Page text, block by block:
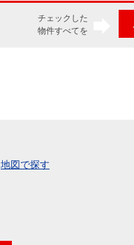
チェックした
物件すべてを
地図で探す